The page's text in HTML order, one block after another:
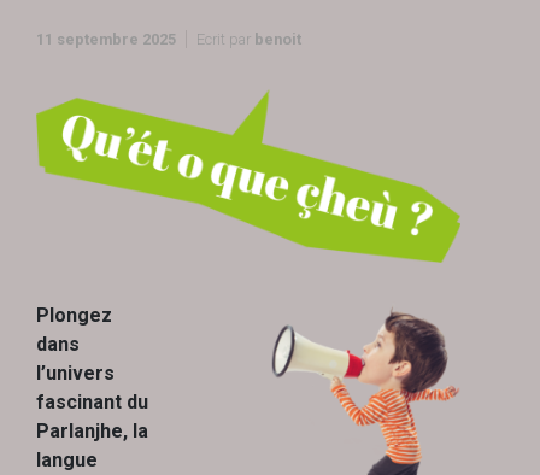
11 septembre 2025 Ecrit par benoit
Plongez
dans
l’univers
fascinant du
Parlanjhe, la
langue